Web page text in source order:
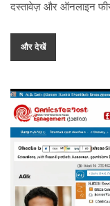
दस्तावेज़ और ऑनलाइन
और देखें